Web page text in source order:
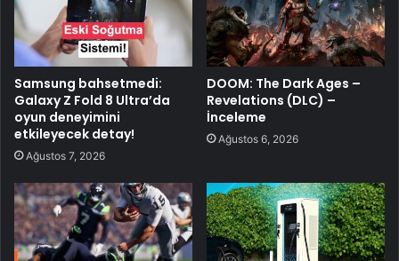
Samsung bahsetmedi:
Galaxy Z Fold 8 Ultra’da
oyun deneyimini
etkileyecek detay!
Ağustos 7, 2026
DOOM: The Dark Ages –
Revelations (DLC) –
İnceleme
Ağustos 6, 2026